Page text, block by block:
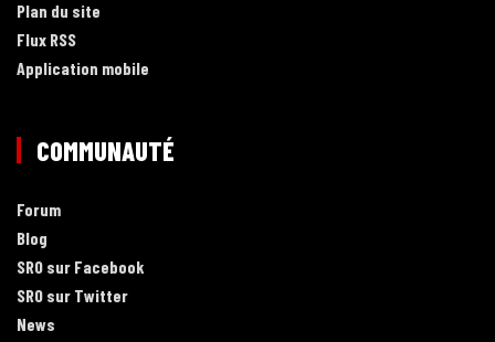
Plan du site
Flux RSS
Application mobile
COMMUNAUTÉ
Forum
Blog
SRO sur Facebook
SRO sur Twitter
News